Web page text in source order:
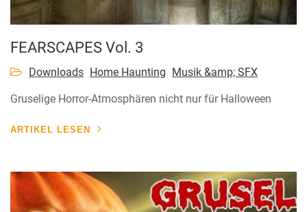
FEARSCAPES Vol. 3
Downloads Home Haunting Musik &amp; SFX
Gruselige Horror-Atmosphären nicht nur für Halloween
ARTIKEL LESEN